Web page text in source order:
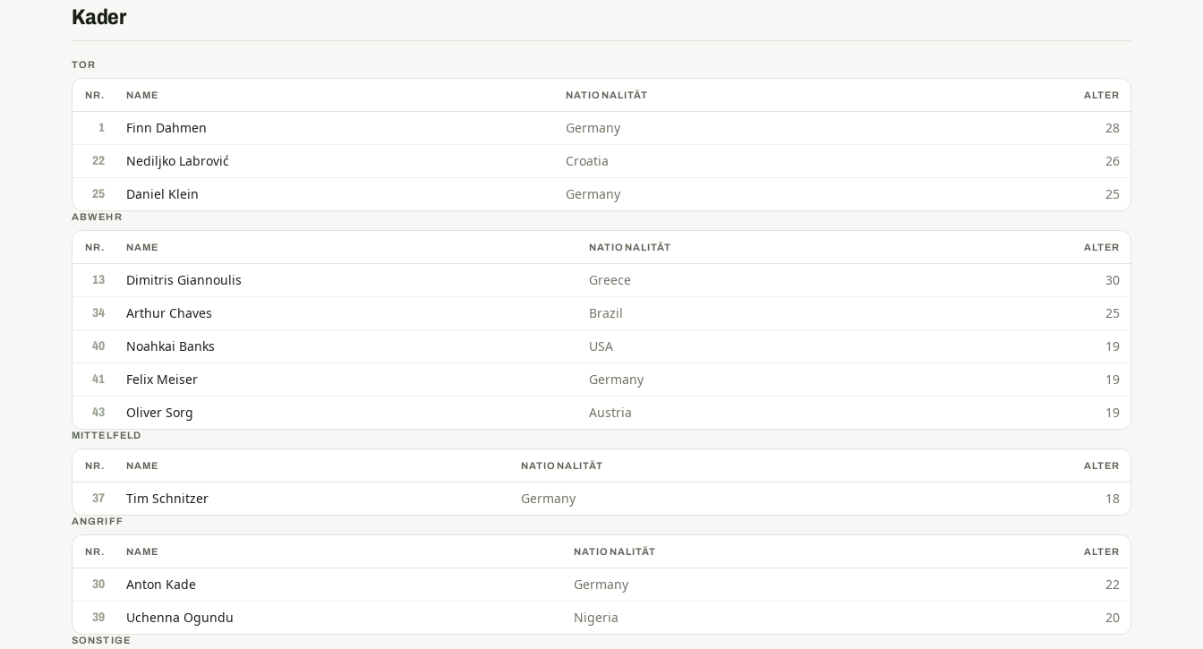
Kader
TOR
NR. NAME NATIONALITÄT ALTER
1 Finn Dahmen Germany 28
22 Nediljko Labrović Croatia 26
25 Daniel Klein Germany 25
ABWEHR
NR. NAME NATIONALITÄT ALTER
13 Dimitris Giannoulis Greece 30
34 Arthur Chaves Brazil 25
40 Noahkai Banks USA 19
41 Felix Meiser Germany 19
43 Oliver Sorg Austria 19
MITTELFELD
NR. NAME NATIONALITÄT ALTER
37 Tim Schnitzer Germany 18
ANGRIFF
NR. NAME NATIONALITÄT ALTER
30 Anton Kade Germany 22
39 Uchenna Ogundu Nigeria 20
SONSTIGE